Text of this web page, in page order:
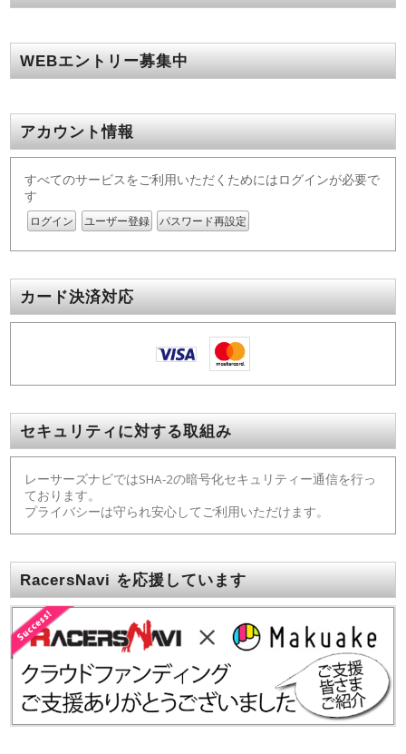
WEBエントリー募集中
アカウント情報
すべてのサービスをご利用いただくためにはログインが必要で
す
ログイン ユーザー登録 パスワード再設定
カード決済対応
セキュリティに対する取組み
レーサーズナビではSHA-2の暗号化セキュリティー通信を行っ
ております。
プライバシーは守られ安心してご利用いただけます。
RacersNavi を応援しています